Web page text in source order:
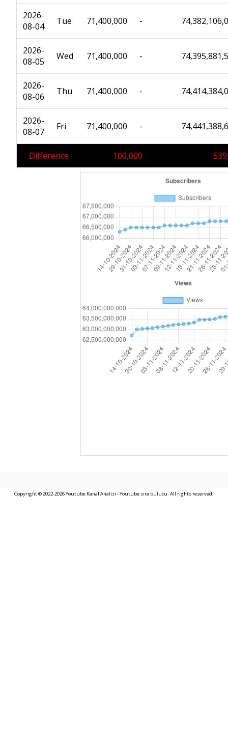
2026-
08-04
Tue 71,400,000 -
2026-
08-05
Wed 71,400,000 -
2026-
08-06
Thu 71,400,000 -
2026-
08-07
Fri 71,400,000 -
Difference 100,000
Copyright © 2022-2026 Youtube Kanal Analizi - Youtube sıra bulucu. All rights reserved.